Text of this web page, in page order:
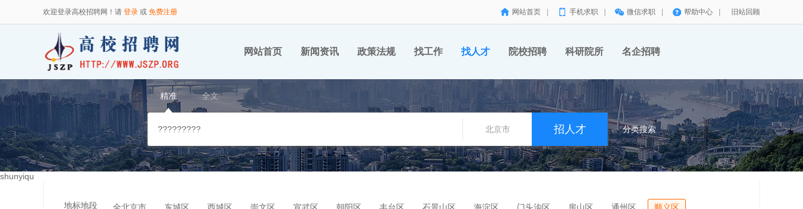
欢迎登录高校招聘网！请 登录 或 免费注册 网站首页 手机求职 微信求职 帮助中心 旧站回顾
网站首页 新闻资讯 政策法规 找工作 找人才 院校招聘 科研院所 名企招聘
精准 全文
北京市 分类搜索
shunyiqu
地标地段